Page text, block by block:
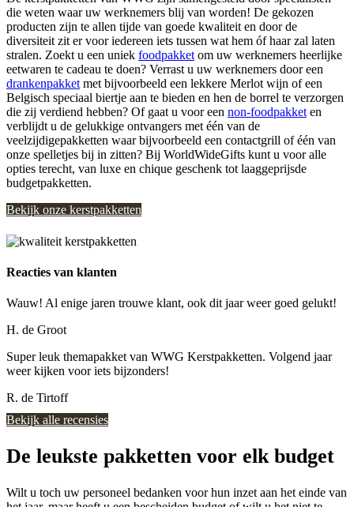
die weten waar uw werknemers blij van worden! De gekozen
producten zijn te allen tijde van goede kwaliteit en door de
diversiteit zit er voor iedereen iets tussen wat hem óf haar zal laten
stralen. Zoekt u een uniek foodpakket om uw werknemers heerlijke
eetwaren te cadeau te doen? Verrast u uw werknemers door een
drankenpakket met bijvoorbeeld een lekkere Merlot wijn of een
Belgisch speciaal biertje aan te bieden en hen de borrel te verzorgen
die zij verdiend hebben? Of gaat u voor een non-foodpakket en
verblijdt u de gelukkige ontvangers met één van de
veelzijdigepakketten waar bijvoorbeeld een contactgrill of één van
onze spelletjes bij in zitten? Bij WorldWideGifts kunt u voor alle
opties terecht, van luxe en chique geschenk tot laaggeprijsde
budgetpakketten.
Bekijk onze kerstpakketten
Reacties van klanten
Wauw! Al enige jaren trouwe klant, ook dit jaar weer goed gelukt!
H. de Groot
Super leuk themapakket van WWG Kerstpakketten. Volgend jaar
weer kijken voor iets bijzonders!
R. de Tirtoff
Bekijk alle recensies
De leukste pakketten voor elk budget
Wilt u toch uw personeel bedanken voor hun inzet aan het einde van